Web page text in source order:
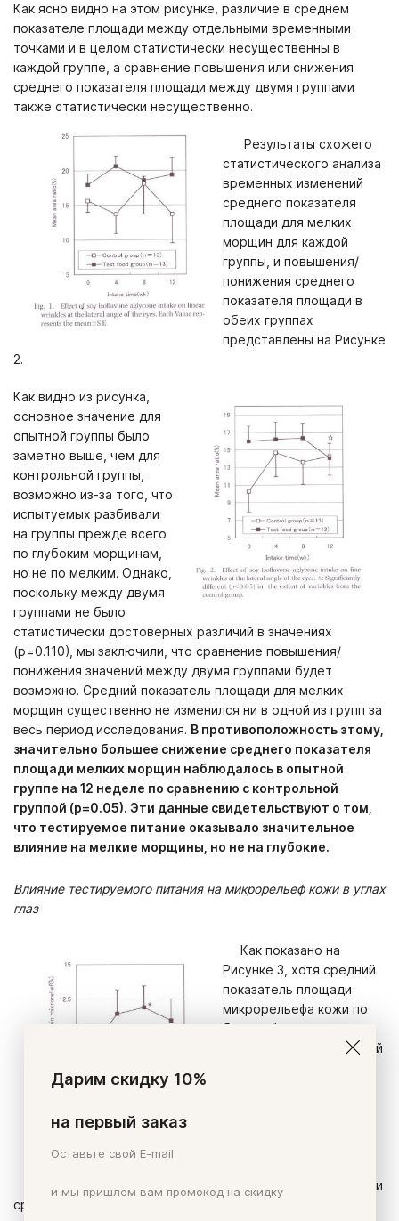
Как ясно видно на этом рисунке, различие в среднем
показателе площади между отдельными временными
точками и в целом статистически несущественны в
каждой группе, а сравнение повышения или снижения
среднего показателя площади между двумя группами
также статистически несущественно.
Результаты схожего
статистического анализа
временных изменений
среднего показателя
площади для мелких
морщин для каждой
группы, и повышения/
понижения среднего
показателя площади в
обеих группах
представлены на Рисунке
2.
Как видно из рисунка,
основное значение для
опытной группы было
заметно выше, чем для
контрольной группы,
возможно из-за того, что
испытуемых разбивали
на группы прежде всего
по глубоким морщинам,
но не по мелким. Однако,
поскольку между двумя
группами не было
статистически достоверных различий в значениях
(р=0.110), мы заключили, что сравнение повышения/
понижения значений между двумя группами будет
возможно. Средний показатель площади для мелких
морщин существенно не изменился ни в одной из групп за
весь период исследования. В противоположность этому,
значительно большее снижение среднего показателя
площади мелких морщин наблюдалось в опытной
группе на 12 неделе по сравнению с контрольной
группой (р=0.05). Эти данные свидетельствуют о том,
что тестируемое питание оказывало значительное
влияние на мелкие морщины, но не на глубокие.
Влияние тестируемого питания на микрорельеф кожи в углах
глаз
Как показано на
Рисунке 3, хотя средний
показатель площади
микрорельефа кожи по
большей части не
изменился в контрольной
Степень вариабельности
среднего показателя площади микрорельефа кожи в
Дарим скидку 10%
на первый заказ
Оставьте свой E-mail
и мы пришлем вам промокод на скидку